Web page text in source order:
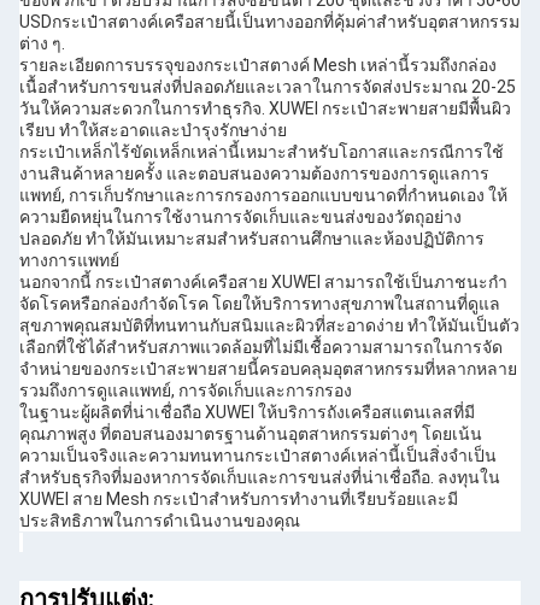
USDกระเป๋าสตางค์เครือสายนี้เป็นทางออกที่คุ้มค่าสําหรับอุตสาหกรรม
ต่าง ๆ.
รายละเอียดการบรรจุของกระเป๋าสตางค์ Mesh เหล่านี้รวมถึงกล่อง
เนื้อสําหรับการขนส่งที่ปลอดภัยและเวลาในการจัดส่งประมาณ 20-25
วันให้ความสะดวกในการทําธุรกิจ. XUWEI กระเป๋าสะพายสายมีพื้นผิว
เรียบ ทําให้สะอาดและบํารุงรักษาง่าย
กระเป๋าเหล็กไร้ขัดเหล็กเหล่านี้เหมาะสําหรับโอกาสและกรณีการใช้
งานสินค้าหลายครั้ง และตอบสนองความต้องการของการดูแลการ
แพทย์, การเก็บรักษาและการกรองการออกแบบขนาดที่กําหนดเอง ให้
ความยืดหยุ่นในการใช้งานการจัดเก็บและขนส่งของวัตถุอย่าง
ปลอดภัย ทําให้มันเหมาะสมสําหรับสถานศึกษาและห้องปฏิบัติการ
ทางการแพทย์
นอกจากนี้ กระเป๋าสตางค์เครือสาย XUWEI สามารถใช้เป็นภาชนะกํา
จัดโรคหรือกล่องกําจัดโรค โดยให้บริการทางสุขภาพในสถานที่ดูแล
สุขภาพคุณสมบัติที่ทนทานกับสนิมและผิวที่สะอาดง่าย ทําให้มันเป็นตัว
เลือกที่ใช้ได้สําหรับสภาพแวดล้อมที่ไม่มีเชื้อความสามารถในการจัด
จําหน่ายของกระเป๋าสะพายสายนี้ครอบคลุมอุตสาหกรรมที่หลากหลาย
รวมถึงการดูแลแพทย์, การจัดเก็บและการกรอง
ในฐานะผู้ผลิตที่น่าเชื่อถือ XUWEI ให้บริการถังเครือสแตนเลสที่มี
คุณภาพสูง ที่ตอบสนองมาตรฐานด้านอุตสาหกรรมต่างๆ โดยเน้น
ความเป็นจริงและความทนทานกระเป๋าสตางค์เหล่านี้เป็นสิ่งจําเป็น
สําหรับธุรกิจที่มองหาการจัดเก็บและการขนส่งที่น่าเชื่อถือ. ลงทุนใน
XUWEI สาย Mesh กระเป๋าสําหรับการทํางานที่เรียบร้อยและมี
ประสิทธิภาพในการดําเนินงานของคุณ
การปรับแต่ง: